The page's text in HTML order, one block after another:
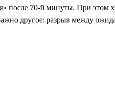
после 70-й минуты. При этом
другое: разрыв между